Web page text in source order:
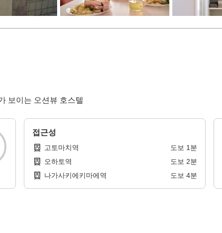
보이는 오션뷰 호스텔
접근성
고토마치역 도보 1분
오하토역
도보 2분
나가사키에키마에역
도보 4분